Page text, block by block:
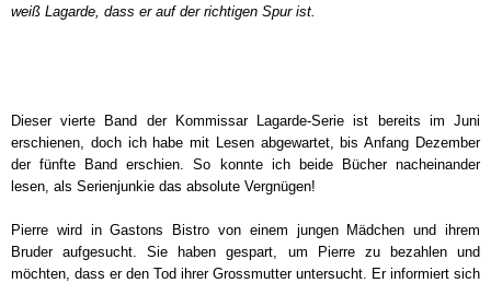
weiß Lagarde, dass er auf der richtigen Spur ist.
Dieser vierte Band der Kommissar Lagarde-Serie ist bereits im Juni
erschienen, doch ich habe mit Lesen abgewartet, bis Anfang Dezember
der fünfte Band erschien. So konnte ich beide Bücher nacheinander
lesen, als Serienjunkie das absolute Vergnügen!
Pierre wird in Gastons Bistro von einem jungen Mädchen und ihrem
Bruder aufgesucht. Sie haben gespart, um Pierre zu bezahlen und
möchten, dass er den Tod ihrer Grossmutter untersucht. Er informiert sich